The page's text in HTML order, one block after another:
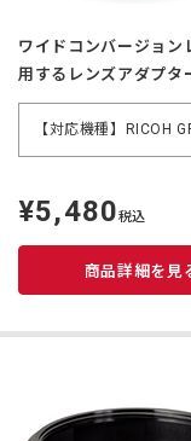
ワイドコンバージョン
用するレンズアダプタ
【対応機種】RICOH
定
価
¥5,480税込
商品詳細を見